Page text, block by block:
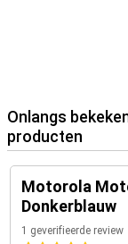
Onlangs
producten
Motorola
Donkerblauw
1 geverifieerde review